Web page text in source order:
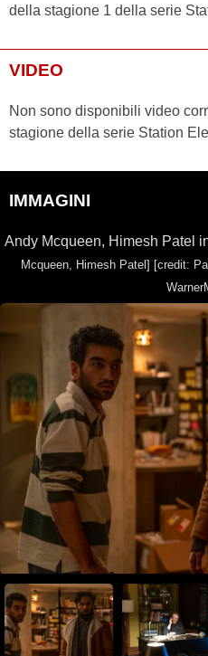
della stagione 1 della serie
VIDEO
Non sono disponibili video
stagione della serie Station
IMMAGINI
Andy Mcqueen, Himesh Patel
Mcqueen, Himesh Patel] [credit: